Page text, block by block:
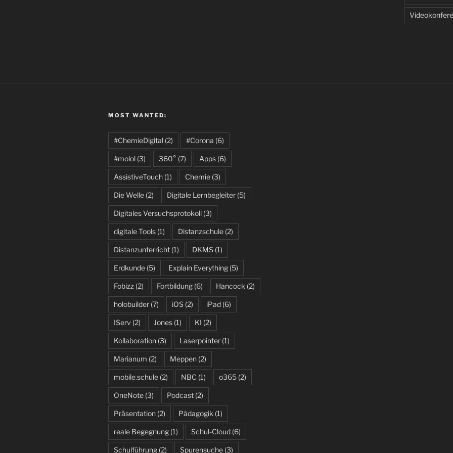
MOST WANTED:
#ChemieDigital (2) #Corona (6)
#molol (3) 360° (7) Apps (6)
AssistiveTouch (1) Chemie (3)
Die Welle (2) Digitale Lernbegleiter (5)
Digitales Versuchsprotokoll (3)
digitale Tools (1) Distanzschule (2)
Distanzunterricht (1) DKMS (1)
Erdkunde (5) Explain Everything (5)
Fobizz (2) Fortbildung (6) Hancock (2)
holobuilder (7) iOS (2) iPad (6)
IServ (2) Jones (1) KI (2)
Kollaboration (3) Laserpointer (1)
Marianum (2) Meppen (2)
mobile.schule (2) NBC (1) o365 (2)
OneNote (3) Podcast (2)
Präsentation (2) Pädagogik (1)
reale Begegnung (1) Schul-Cloud (6)
Schulführung (2) Spurensuche (3)